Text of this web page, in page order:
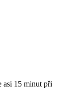
asi 15 minut při